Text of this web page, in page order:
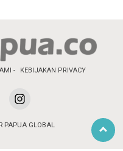
KEBIJAKAN PRIVACY
PAPUA GLOBAL